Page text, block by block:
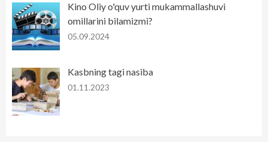
Kino Oliy o'quv yurti mukammallashuvi
omillarini bilamizmi?
05.09.2024
Kasbning tagi nasiba
01.11.2023